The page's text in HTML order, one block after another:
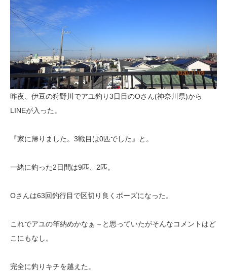
昨夜、伊豆の狩野川でアユ釣り3日目のOさん(神奈川県)から
LINEが入った。
『家に帰りました。3戦目は0匹でした』と。
一緒に釣った2日間は9匹、2匹。
Oさんは63回釣行目で区切り良くボーズになった。
これでアユの竿納めかなぁ～と思っていたがそんなコメントはど
こにもなし。
完全に釣りキチを越えた。